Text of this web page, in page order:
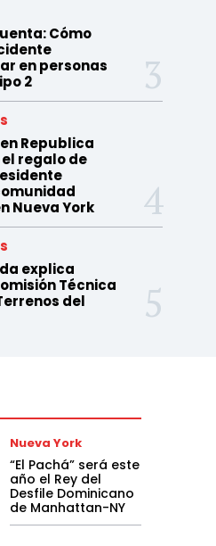
Cómo
en personas
2
Republica
regalo de
Nueva York
explica
Técnica
del
Nueva York
“El Pachá” será este
año el Rey del
Desfile Dominicano
de Manhattan-NY